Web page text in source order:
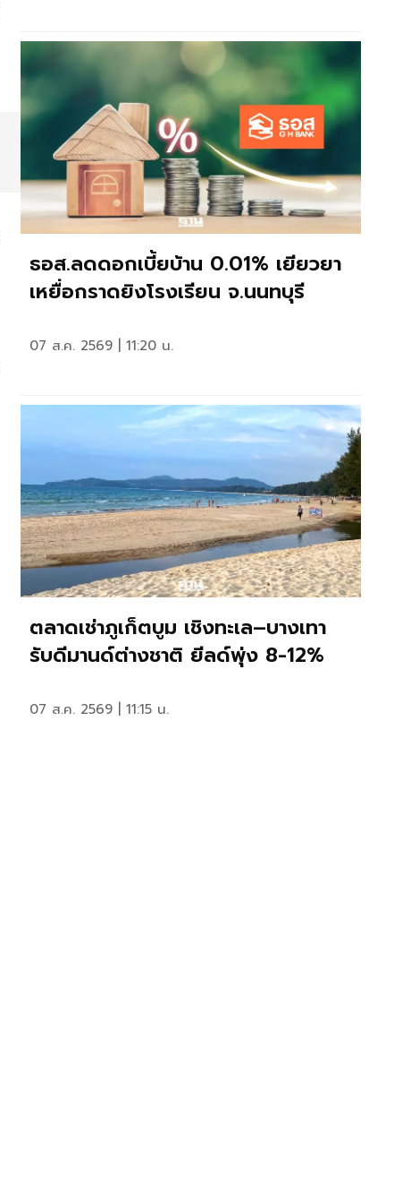
ธอส.ลดดอกเบี้ยบ้าน 0.01% เยียวยา
เหยื่อกราดยิงโรงเรียน จ.นนทบุรี
07 ส.ค. 2569 | 11:20 น.
ตลาดเช่าภูเก็ตบูม เชิงทะเล–บางเทา
รับดีมานด์ต่างชาติ ยีลด์พุ่ง 8-12%
07 ส.ค. 2569 | 11:15 น.